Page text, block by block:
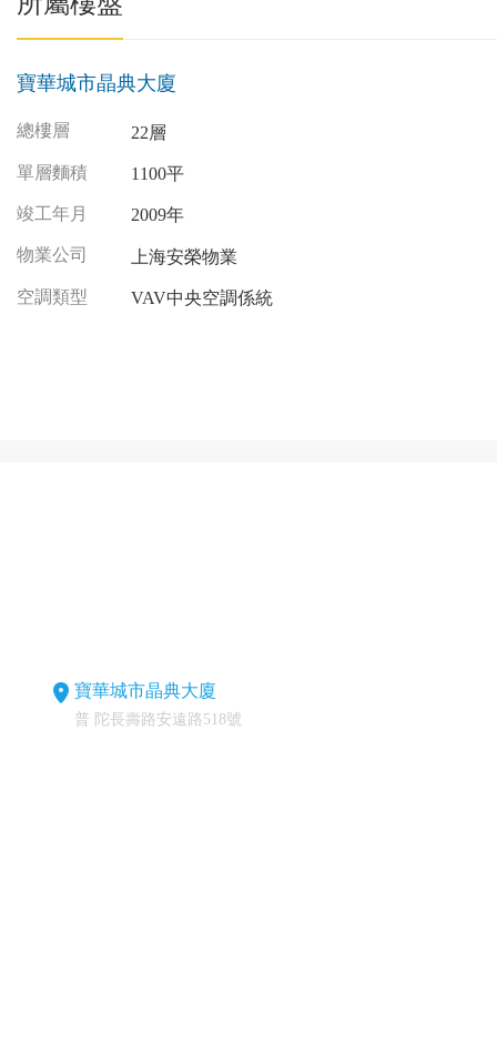
寶華城市晶典大廈
總樓層 22層
單層麵積 1100平
竣工年月 2009年
物業公司 上海安榮物業
空調類型 VAV中央空調係統
寶華城市晶典大廈
普 陀長壽路安遠路518號